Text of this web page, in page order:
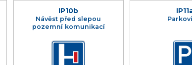
IP10b
Návěst před slepou
pozemní komunikací